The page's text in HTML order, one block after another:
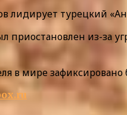
лидирует турецкий
приостановлен из-за
в мире